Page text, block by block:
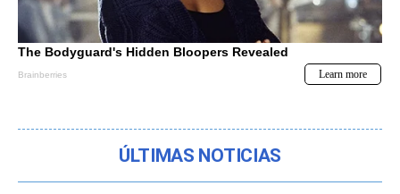
ÚLTIMAS NOTICIAS